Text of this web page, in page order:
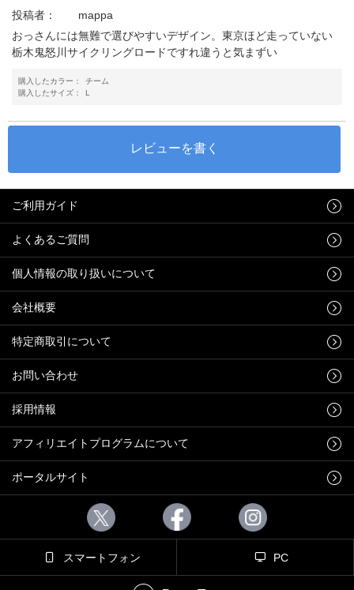
投稿者：
mappa
おっさんには無難で選びやすいデザイン。東京ほど走っていない
栃木鬼怒川サイクリングロードですれ違うと気まずい
購入したカラー：
チーム
購入したサイズ：
L
ご利用ガイド
よくあるご質問
個人情報の取り扱いについて
会社概要
特定商取引について
お問い合わせ
採用情報
アフィリエイトプログラムについて
ポータルサイト
スマートフォン PC